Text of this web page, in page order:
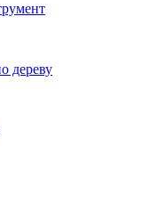
дереву